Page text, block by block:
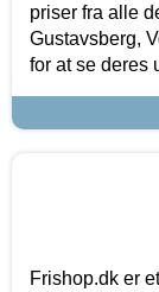
priser fra alle
Gustavsberg,
for at se deres
Frishop.dk er